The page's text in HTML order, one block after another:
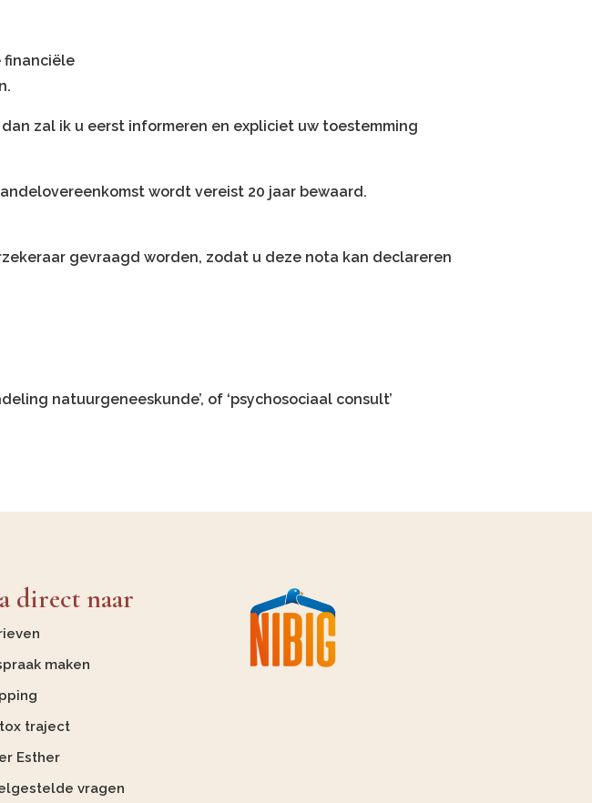
financiële
zal ik u eerst informeren en expliciet uw toestemming
wordt vereist 20 jaar bewaard.
gevraagd worden, zodat u deze nota kan declareren
natuurgeneeskunde’, of ‘psychosociaal consult’
direct naar
maken
traject
Esther
vragen